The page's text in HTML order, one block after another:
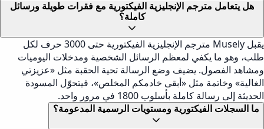
هل يتعامل مترجم الإنجليزية الفيكتورية مع فقرات طويلة ورسائل
كاملة؟
يقبل Musely مترجم الإنجليزية الفيكتورية حتى 3000 حرف لكل
طلب، وهو ما يكفي لمعظم الرسائل الشخصية ومدخلات اليوميات
ومشاهد الفصول. يضيف وضع الرسالة تحية الحقبة مثل «عزيزتي
الغالية» وخاتمة مثل «أبقى خادمكم المخلص»، فيتحوّل المسودة
الحديثة إلى رسالة كاملة بأسلوب 1800 في مرور واحد.
ما السجلات الفيكتورية ومستويات الرسمية المدعومة؟